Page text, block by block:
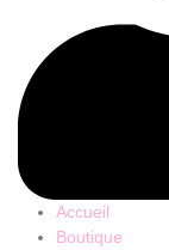
Accueil
Boutique